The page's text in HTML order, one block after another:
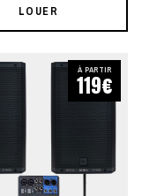
LOUER
À PARTIR
119€